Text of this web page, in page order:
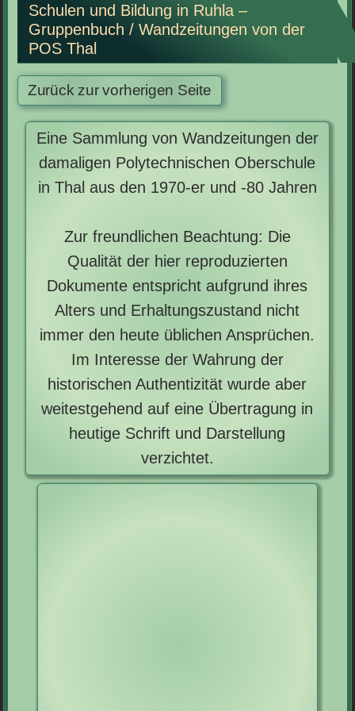
Schulen und Bildung in Ruhla –
Gruppenbuch / Wandzeitungen von der
POS Thal
Eine Sammlung von Wandzeitungen der
damaligen Polytechnischen Oberschule
in Thal aus den 1970-er und -80 Jahren
Zur freundlichen Beachtung: Die
Qualität der hier reproduzierten
Dokumente entspricht aufgrund ihres
Alters und Erhaltungszustand nicht
immer den heute üblichen Ansprüchen.
Im Interesse der Wahrung der
historischen Authentizität wurde aber
weitestgehend auf eine Übertragung in
heutige Schrift und Darstellung
verzichtet.